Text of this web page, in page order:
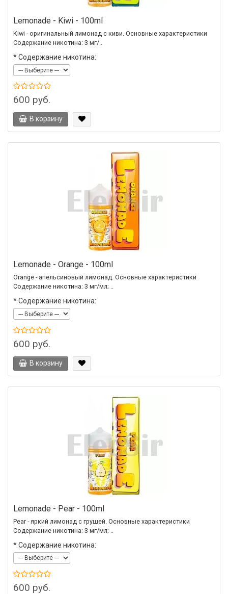
Lemonade - Kiwi - 100ml
Kiwi - оригинальный лимонад с киви. Основные характеристики
Содержание никотина: 3 мг/..
*Содержание никотина:
600 руб.
В корзину
Lemonade - Orange - 100ml
Orange - апельсиновый лимонад. Основные характеристики
Содержание никотина: 3 мг/мл; ..
*Содержание никотина:
600 руб.
В корзину
Lemonade - Pear - 100ml
Pear - яркий лимонад с грушей. Основные характеристики
Содержание никотина: 3 мг/мл; ..
*Содержание никотина:
600 руб.